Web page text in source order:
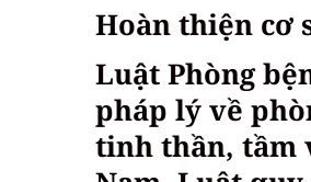
Hoàn thiện cơ
Luật Phòng
pháp lý về
tinh thần, tầm